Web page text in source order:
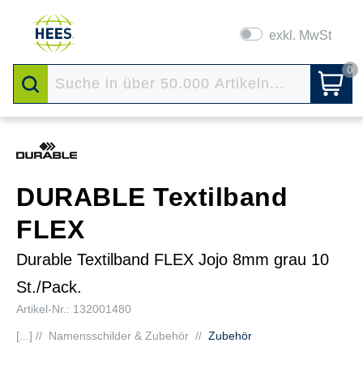
exkl. MwSt
0
DURABLE Textilband
FLEX
Durable Textilband FLEX Jojo 8mm grau 10
St./Pack.
Artikel-Nr.: 132001480
[...] // Namensschilder & Zubehör // Zubehör